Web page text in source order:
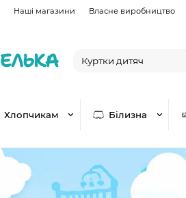
Наші магазини Власне виробництво
Хлопчикам Білизна